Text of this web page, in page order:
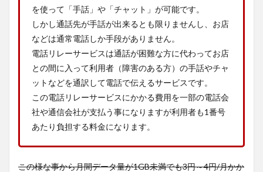
を使って「手話」や「チャット」が可能です。
しかし通話先が手話が出来るとも限りませんし、お店
などは通常電話しか手段がありません。
電話リレーサービスは通話が困難な方に代わってお店
との間に入って利用者（障害のある方）の手話やチャ
ットなどを通訳して電話で伝えるサービスです。
この電話リレーサービスにかかる費用を一部の電話会
社や通信会社が支払う事になりますが利用者も1番号
あたり負担する料金になります。
この様な事から月間データ量が1GB未満でも3円～4円/月かか